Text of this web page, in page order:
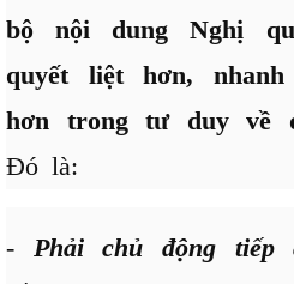
bộ nội dung Nghị
quyết liệt hơn,
hơn trong tư duy về
Đó là:
- Phải chủ động tiếp